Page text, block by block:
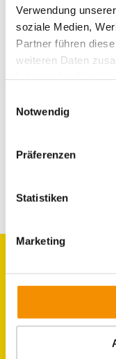
Verwendung
soziale Medien,
Partner führen
weiteren Daten
Notwendig
Präferenzen
Statistiken
Marketing
KÖLNER